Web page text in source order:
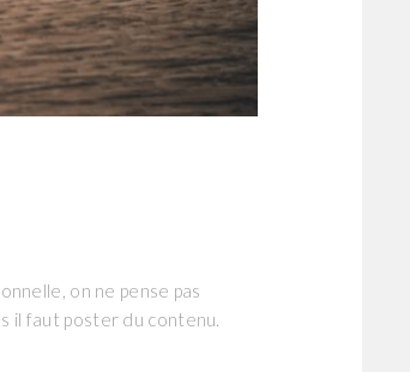
on ne pense pas
il faut poster du contenu.